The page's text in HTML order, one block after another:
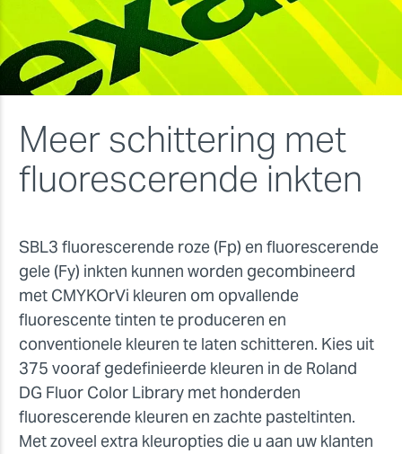
Meer schittering met
fluorescerende inkten
SBL3 fluorescerende roze (Fp) en fluorescerende
gele (Fy) inkten kunnen worden gecombineerd
met CMYKOrVi kleuren om opvallende
fluorescente tinten te produceren en
conventionele kleuren te laten schitteren. Kies uit
375 vooraf gedefinieerde kleuren in de Roland
DG Fluor Color Library met honderden
fluorescerende kleuren en zachte pasteltinten.
Met zoveel extra kleuropties die u aan uw klanten